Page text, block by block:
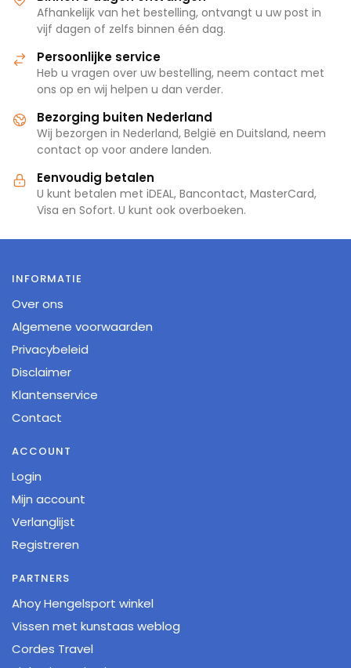
Afhankelijk van het bestelling, ontvangt u uw post in
vijf dagen of zelfs binnen één dag.
Persoonlijke service
Heb u vragen over uw bestelling, neem contact met
ons op en wij helpen u dan verder.
Bezorging buiten Nederland
Wij bezorgen in Nederland, België en Duitsland, neem
contact op voor andere landen.
Eenvoudig betalen
U kunt betalen met iDEAL, Bancontact, MasterCard,
Visa en Sofort. U kunt ook overboeken.
INFORMATIE
Over ons
Algemene voorwaarden
Privacybeleid
Disclaimer
Klantenservice
Contact
ACCOUNT
Login
Mijn account
Verlanglijst
Registreren
PARTNERS
Ahoy Hengelsport winkel
Vissen met kunstaas weblog
Cordes Travel